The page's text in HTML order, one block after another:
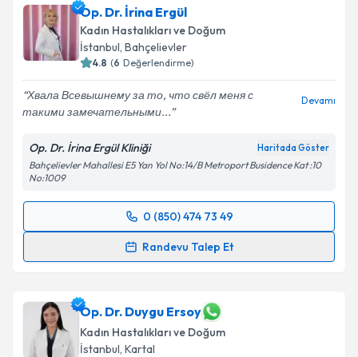
Op. Dr. İrina Ergül
Kadın Hastalıkları ve Doğum
İstanbul, Bahçelievler
4.8 (6 Değerlendirme)
Хвала Всевышнему за то, что свёл меня с
такими замечательными...
Devamı
Op. Dr. İrina Ergül Kliniği Haritada Göster
Bahçelievler Mahallesi E5 Yan Yol No:14/B Metroport Busidence Kat :10
No:1009
0 (850) 474 73 49
Randevu Talep Et
Randevu Takvimi Talebi
takvim hazırlandığında e-posta ile bilgilendireceğiz.
E-posta Adresiniz
Op. Dr. Duygu Ersoy
Kadın Hastalıkları ve Doğum
İstanbul, Kartal